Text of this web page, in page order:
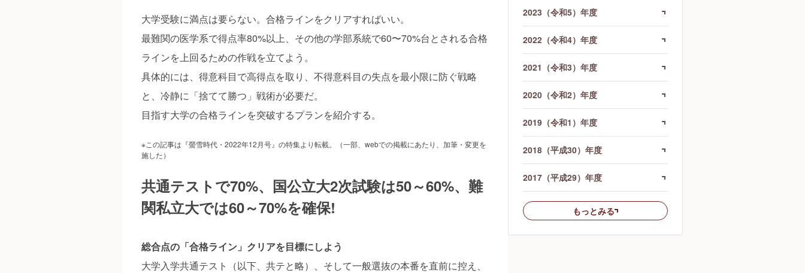
大学受験に満点は要らない。合格ラインをクリアすればいい。
最難関の医学系で得点率80%以上、その他の学部系統で60〜70%台とされる合格
ラインを上回るための作戦を立てよう。
具体的には、得意科目で高得点を取り、不得意科目の失点を最小限に防ぐ戦略
と、冷静に「捨てて勝つ」戦術が必要だ。
目指す大学の合格ラインを突破するプランを紹介する。
※この記事は『螢雪時代・2022年12月号』の特集より転載。（一部、webでの掲載にあたり、加筆・変更を
施した）
共通テストで70%、国公立大2次試験は50～60%、難
関私立大では60～70%を確保!
総合点の「合格ライン」クリアを目標にしよう
大学入学共通テスト（以下、共テと略）、そして一般選抜の本番を直前に控え、
2023（令和5）年度
2022（令和4）年度
2021（令和3）年度
2020（令和2）年度
2019（令和1）年度
2018（平成30）年度
2017（平成29）年度
もっとみる